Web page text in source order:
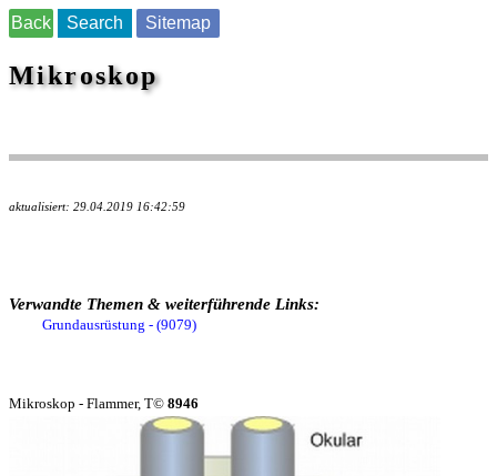
Back Search Sitemap
Mikroskop
aktualisiert: 29.04.2019 16:42:59
Verwandte Themen & weiterführende Links:
Grundausrüstung - (9079)
Mikroskop - Flammer, T© 8946